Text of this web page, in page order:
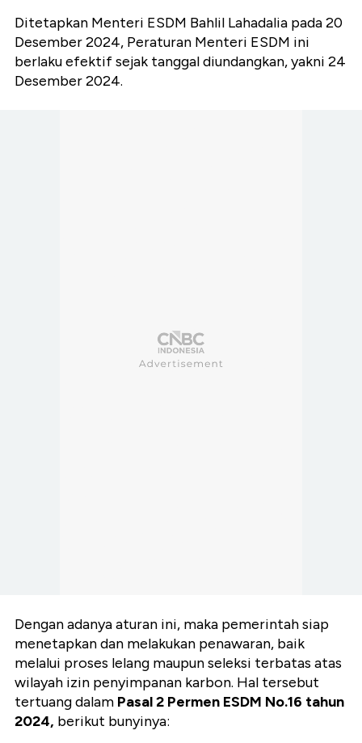
Ditetapkan Menteri ESDM Bahlil Lahadalia pada 20
Desember 2024, Peraturan Menteri ESDM ini
berlaku efektif sejak tanggal diundangkan, yakni 24
Desember 2024.
Dengan adanya aturan ini, maka pemerintah siap
menetapkan dan melakukan penawaran, baik
melalui proses lelang maupun seleksi terbatas atas
wilayah izin penyimpanan karbon. Hal tersebut
tertuang dalam Pasal 2 Permen ESDM No.16 tahun
2024, berikut bunyinya: